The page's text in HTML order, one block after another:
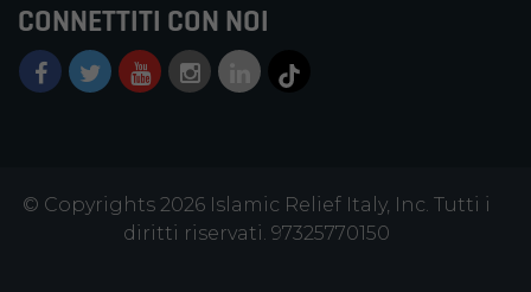
CONNETTITI CON NOI
© Copyrights 2026 Islamic Relief Italy, Inc. Tutti i
diritti riservati. 97325770150